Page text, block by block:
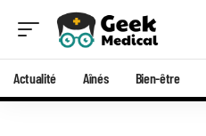
Actualité Aînés Bien-être